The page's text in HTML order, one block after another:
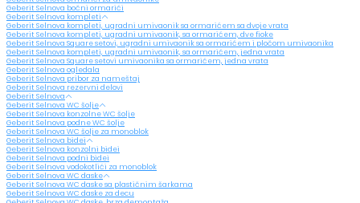
Geberit Selnova bočni ormarići
Geberit Selnova kompleti
Geberit Selnova kompleti, ugradni umivaonik sa ormarićem sa dvoje vrata
Geberit Selnova kompleti, ugradni umivaonik, sa ormarićem, dve fioke
Geberit Selnova Square setovi, ugradni umivaonik sa ormarićem i pločom umivaonika
Geberit Selnova kompleti, ugradni umivaonik, sa ormarićem, jedna vrata
Geberit Selnova Square setovi umivaonika sa ormarićem, jedna vrata
Geberit Selnova ogledala
Geberit Selnova pribor za nameštaj
Geberit Selnova rezervni delovi
Geberit Selnova
Geberit Selnova WC šolje
Geberit Selnova konzolne WC šolje
Geberit Selnova podne WC šolje
Geberit Selnova WC šolje za monoblok
Geberit Selnova bidei
Geberit Selnova konzolni bidei
Geberit Selnova podni bidei
Geberit Selnova vodokotlići za monoblok
Geberit Selnova WC daske
Geberit Selnova WC daske sa plastičnim šarkama
Geberit Selnova WC daske za decu